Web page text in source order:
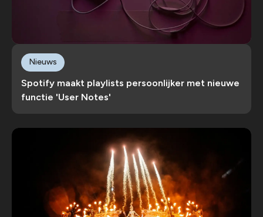
Spotify maakt playlists persoonlijker met nieuwe
functie 'User Notes'
Nieuws